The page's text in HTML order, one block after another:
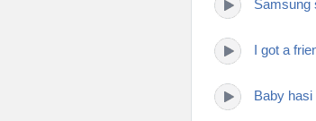
Samsung
I got a
Baby hasi